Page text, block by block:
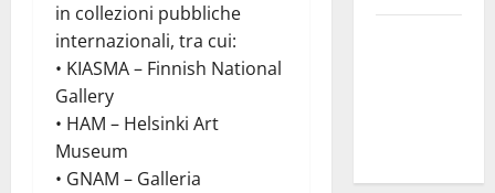
in collezioni pubbliche
internazionali, tra cui:
• KIASMA – Finnish National
Gallery
• HAM – Helsinki Art
Museum
• GNAM – Galleria